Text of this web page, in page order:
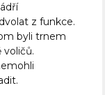
z funkce.
byli trnem
voličů.